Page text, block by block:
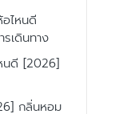
ไหนดี
เดินทาง
นดี [2026]
กลิ่นหอม